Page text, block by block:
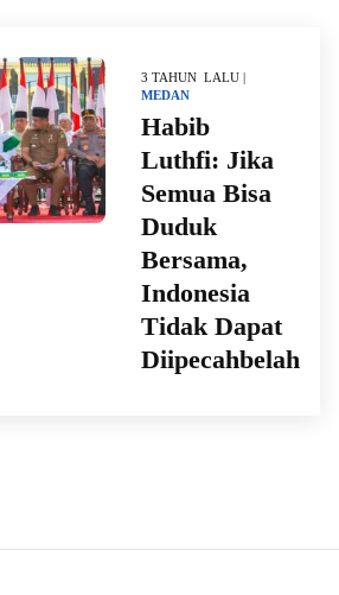
3 TAHUN LALU |
MEDAN
Habib
Luthfi: Jika
Semua Bisa
Duduk
Bersama,
Indonesia
Tidak Dapat
Diipecahbelah